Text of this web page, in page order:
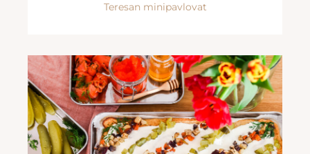
Teresan minipavlovat